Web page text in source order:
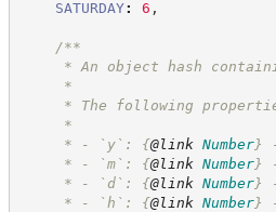
SATURDAY: 6 ,
/**
* An object hash
*
* The following
*
* - `y`: {@link Number}
* - `m`: {@link Number}
* - `d`: {@link Number}
* - `h`: {@link Number}